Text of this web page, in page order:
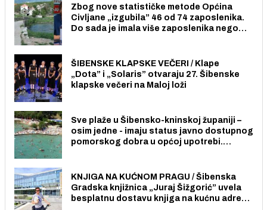
Zbog nove statističke metode Općina
Civljane „izgubila” 46 od 74 zaposlenika.
Do sada je imala više zaposlenika nego
ŠIBENSKE KLAPSKE VEČERI / Klape
„Dota” i „Solaris” otvaraju 27. Šibenske
klapske večeri na Maloj loži
Sve plaže u Šibensko-kninskoj županiji –
osim jedne - imaju status javno dostupnog
pomorskog dobra u općoj upotrebi.
KNJIGA NA KUĆNOM PRAGU / Šibenska
Gradska knjižnica „Juraj Šižgorić” uvela
besplatnu dostavu knjiga na kućnu adresu